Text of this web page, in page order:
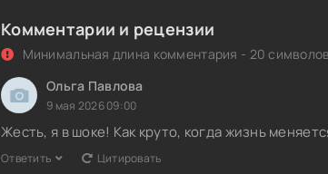
Комментарии и рецензии
Минимальная длина комментария - 20
Ольга Павлова
9 мая 2026 09:00
Жесть, я в шоке! Как круто, когда жизнь
Ответить Цитировать